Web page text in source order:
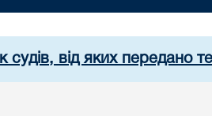
судів, від яких передано